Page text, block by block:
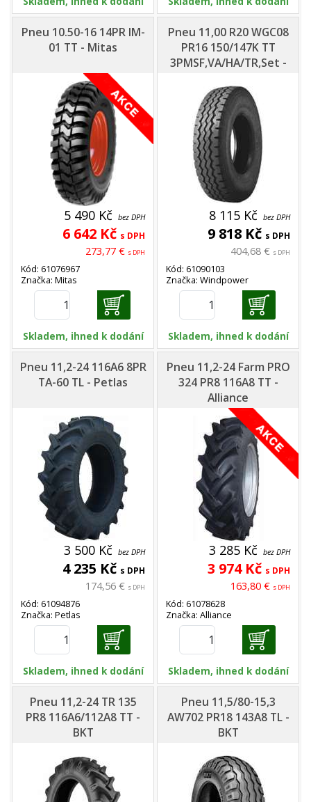
Pneu 10.50-16 14PR IM-
01 TT - Mitas
5 490 Kč bez DPH
6 642 Kč s DPH
273,77 € s DPH
Kód: 61076967
Značka: Mitas
Skladem, ihned k dodání
Pneu 11,00 R20 WGC08
PR16 150/147K TT
3PMSF,VA/HA/TR,Set -
8 115 Kč bez DPH
9 818 Kč s DPH
404,68 € s DPH
Kód: 61090103
Značka: Windpower
Skladem, ihned k dodání
Pneu 11,2-24 116A6 8PR
TA-60 TL - Petlas
3 500 Kč bez DPH
4 235 Kč s DPH
174,56 € s DPH
Kód: 61094876
Značka: Petlas
Skladem, ihned k dodání
Pneu 11,2-24 Farm PRO
324 PR8 116A8 TT -
Alliance
3 285 Kč bez DPH
3 974 Kč s DPH
163,80 € s DPH
Kód: 61078628
Značka: Alliance
Skladem, ihned k dodání
Pneu 11,2-24 TR 135
PR8 116A6/112A8 TT -
BKT
Pneu 11,5/80-15,3
AW702 PR18 143A8 TL -
BKT